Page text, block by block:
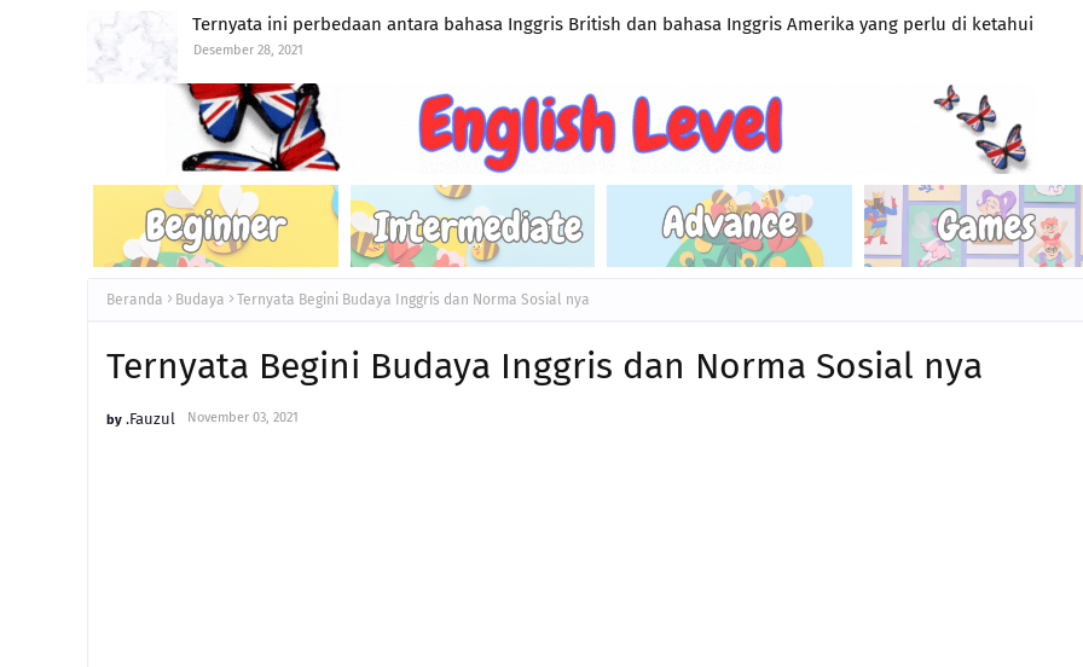
Ternyata ini perbedaan antara bahasa Inggris British dan bahasa Inggris Amerika yang perlu di ketahui
Desember 28, 2021
Beranda Budaya Ternyata Begini Budaya Inggris dan Norma Sosial nya
Ternyata Begini Budaya Inggris dan Norma Sosial nya
.Fauzul November 03, 2021